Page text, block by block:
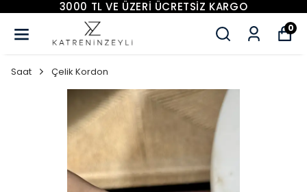
3000 TL VE ÜZERİ ÜCRETSİZ KARGO
0
Saat Çelik Kordon